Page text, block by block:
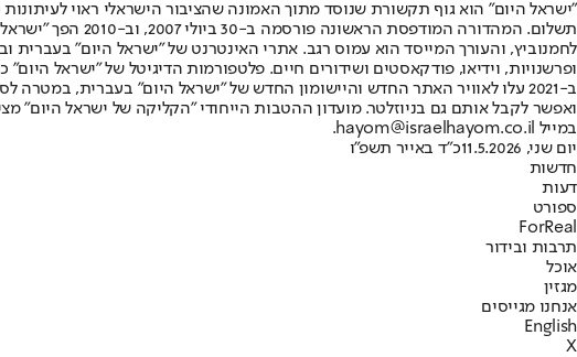
"ישראל היום" הוא גוף תקשורת שנוסד מתוך האמונה שהציבור הישראלי ראוי
תשלום. המהדורה
ופרשנויות, וידיאו, פודקאסטים ושידורים חיים. פלטפורמות הדיגיטל של "ישראל היום"
ב-2021 עלו לאוויר האתר החדש והיישומון החדש של "ישראל היום" בעברית,
ואפשר לקבל אותם גם בניוזלטר. מועדון ההטבות הייחודי "הקליקה של ישראל היום"
במייל hayom@israelhayom.co.il.
יום שני, 11.5.2026
כ"ד באייר תשפ"ו
חדשות
דעות
ספורט
ForReal
תרבות ובידור
אוכל
מגזין
אנחנו מגייסים
English
X